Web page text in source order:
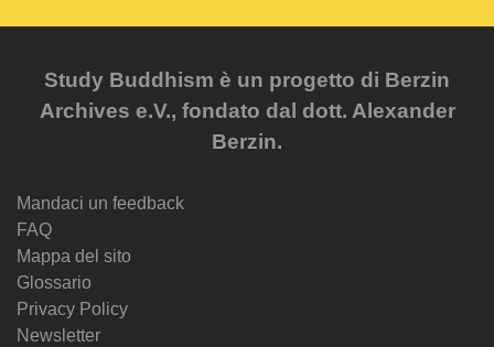
Study Buddhism è un progetto di Berzin
Archives e.V., fondato dal dott. Alexander
Berzin.
Mandaci un feedback
FAQ
Mappa del sito
Glossario
Privacy Policy
Newsletter